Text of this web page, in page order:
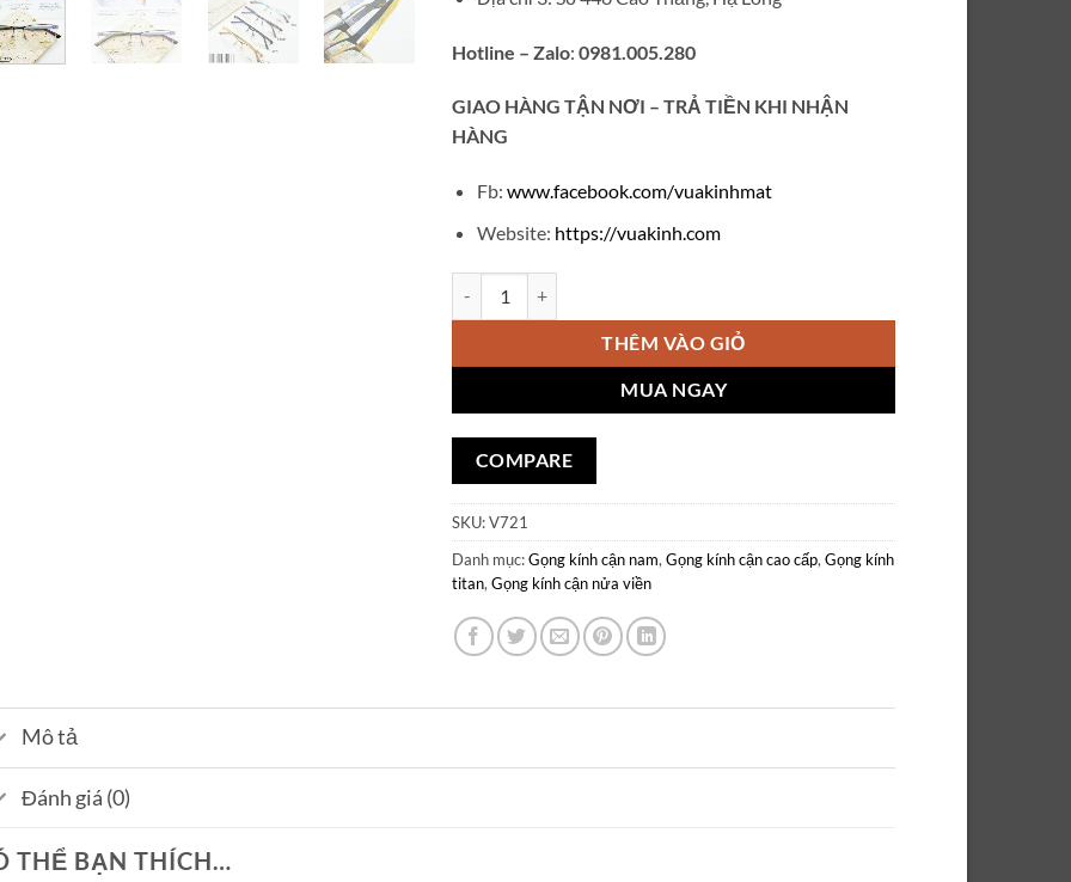
Hotline – Zalo:0981.005.280
GIAO HÀNG TẬN NƠI – TRẢ TIỀN KHI NHẬN
HÀNG
Fb:www.facebook.com/vuakinhmat
Website: https://vuakinh.com
THÊM VÀO GIỎ
MUA NGAY
COMPARE
SKU:V721
Danh mục:Gọng kính cận nam,Gọng kính cận cao cấp,Gọng kính
titan,Gọng kính cận nửa viền
Mô tả
Đánh giá (0)
THỂ BẠN THÍCH…